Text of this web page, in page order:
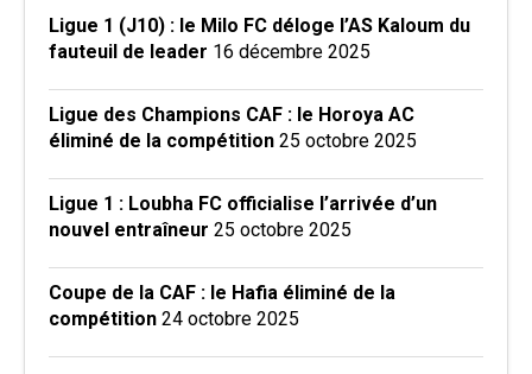
Ligue 1 (J10) : le Milo FC déloge l’AS Kaloum du
fauteuil de leader 16 décembre 2025
Ligue des Champions CAF : le Horoya AC
éliminé de la compétition 25 octobre 2025
Ligue 1 : Loubha FC officialise l’arrivée d’un
nouvel entraîneur 25 octobre 2025
Coupe de la CAF : le Hafia éliminé de la
compétition 24 octobre 2025